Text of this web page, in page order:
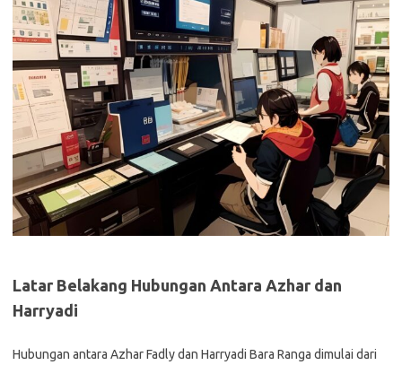
Latar Belakang Hubungan Antara Azhar dan
Harryadi
Hubungan antara Azhar Fadly dan Harryadi Bara Ranga dimulai dari